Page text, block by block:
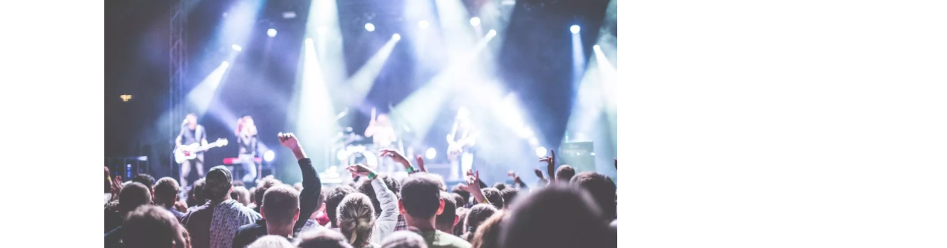
Zaznamenali jste událost? Máte pro nás důležitou zprávu, příběh, fotografie, videa?
Pošlete nám mail na: redakce@newsbox.cz
Nejlepší z vás odměníme